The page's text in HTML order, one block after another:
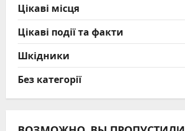
Цікаві місця
Цікаві події та факти
Шкідники
Без категорії